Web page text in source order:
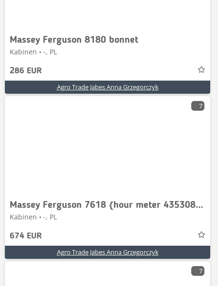
Massey Ferguson 8180 bonnet
Kabinen • -, PL
286 EUR
Agro Trade Jabes Anna Grzegorczyk
7
Massey Ferguson 7618 {hour meter 4353089 M92 }
Kabinen • -, PL
674 EUR
Agro Trade Jabes Anna Grzegorczyk
7